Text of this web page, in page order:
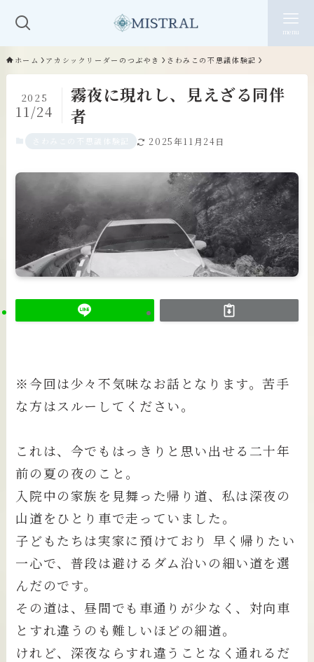
menu
ホーム アカシックリーダーのつぶやき さわみこの不思議体験記
霧夜に現れし、見えざる同伴
者
2025
11/24
2025年11月24日
※今回は少々不気味なお話となります。苦手
な方はスルーしてください。
これは、今でもはっきりと思い出せる二十年
前の夏の夜のこと。
入院中の家族を見舞った帰り道、私は深夜の
山道をひとり車で走っていました。
子どもたちは実家に預けており 早く帰りたい
一心で、普段は避けるダム沿いの細い道を選
んだのです。
その道は、昼間でも車通りが少なく、対向車
とすれ違うのも難しいほどの細道。
けれど、深夜ならすれ違うことなく通れるだ